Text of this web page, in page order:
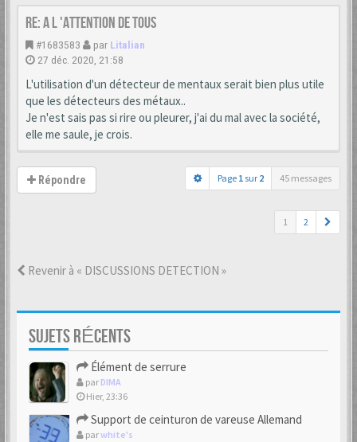
Re: A L 'ATTENTION DE TOUS
#1683583 par Litalian
27 déc. 2020, 21:58
L'utilisation d'un détecteur de mentaux serait bien plus utile
que les détecteurs des métaux..
Je n'est sais pas si rire ou pleurer, j'ai du mal avec la société,
elle me saule, je crois.
Répondre Page 1 sur 2 45 messages
1 2
Revenir à « DISCUSSIONS DETECTION »
SUJETS RÉCENTS
Élément de serrure
par DIMA
Hier, 23:36
Support de ceinturon de vareuse Allemand
parwhite's